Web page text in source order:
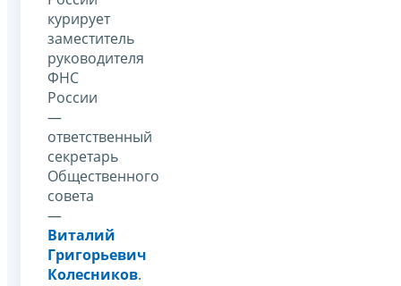
курирует
заместитель
руководителя
ФНС
России
—
ответственный
секретарь
Общественного
совета
—
Виталий
Григорьевич
Колесников.